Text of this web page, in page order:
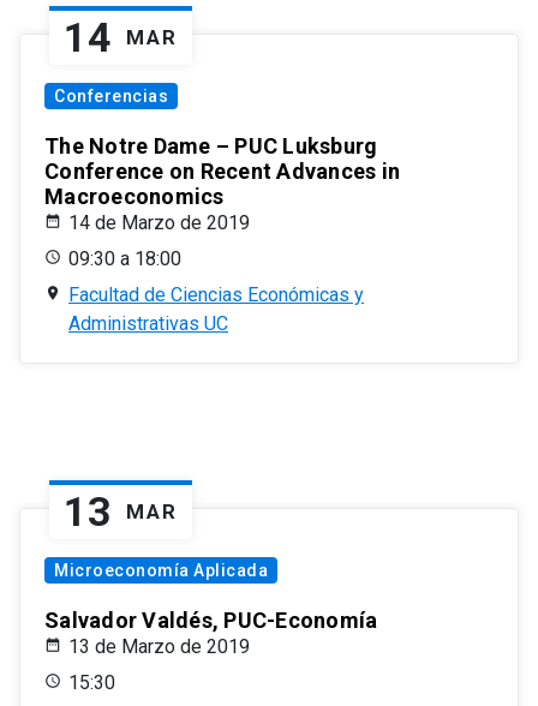
14 MAR
Conferencias
The Notre Dame – PUC Luksburg
Conference on Recent Advances in
Macroeconomics
14 de Marzo de 2019
09:30 a 18:00
Facultad de Ciencias Económicas y
Administrativas UC
13 MAR
Microeconomía Aplicada
Salvador Valdés, PUC-Economía
13 de Marzo de 2019
15:30